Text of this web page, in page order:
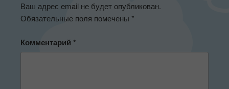
Ваш адрес email не будет опубликован.
Обязательные поля помечены *
Комментарий *